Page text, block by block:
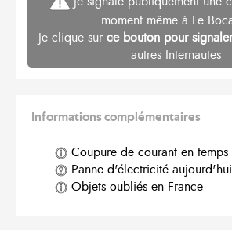
moment même à Le
Je clique sur ce bouton pour
autres Internautes
Informations complémentaires
Coupure de courant en temps
Panne d'électricité aujourd'hui
Objets oubliés en France